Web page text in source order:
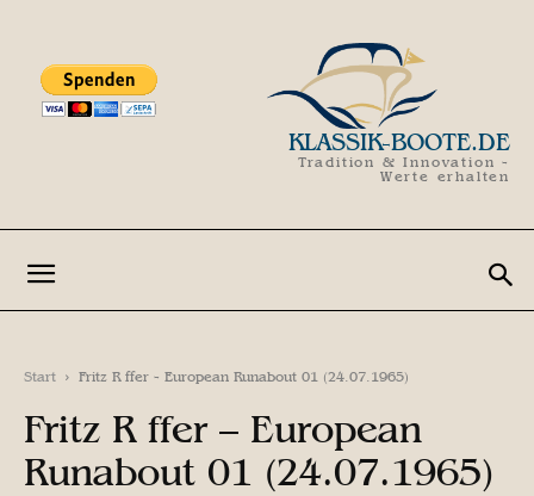
KLASSIK-BOOTE.DE
Tradition & Innovation -
Werte erhalten
Start Fritz R ffer - European Runabout 01 (24.07.1965)
Fritz R ffer – European
Runabout 01 (24.07.1965)